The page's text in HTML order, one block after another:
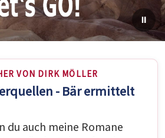
VON DIRK MÖLLER
- Bär ermittelt
du auch meine Romane